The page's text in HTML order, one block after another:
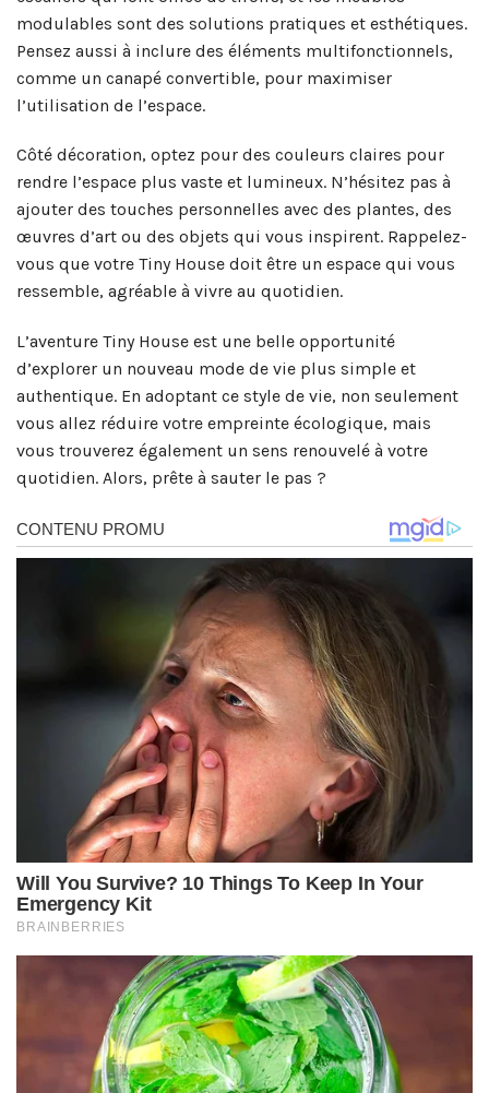
modulables sont des solutions pratiques et esthétiques.
Pensez aussi à inclure des éléments multifonctionnels,
comme un canapé convertible, pour maximiser
l’utilisation de l’espace.
Côté décoration, optez pour des couleurs claires pour
rendre l’espace plus vaste et lumineux. N’hésitez pas à
ajouter des touches personnelles avec des plantes, des
œuvres d’art ou des objets qui vous inspirent. Rappelez-
vous que votre Tiny House doit être un espace qui vous
ressemble, agréable à vivre au quotidien.
L’aventure Tiny House est une belle opportunité
d’explorer un nouveau mode de vie plus simple et
authentique. En adoptant ce style de vie, non seulement
vous allez réduire votre empreinte écologique, mais
vous trouverez également un sens renouvelé à votre
quotidien. Alors, prête à sauter le pas ?